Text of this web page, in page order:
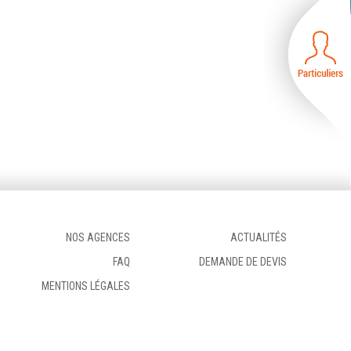
NOS AGENCES
ACTUALITÉS
FAQ
DEMANDE DE DEVIS
MENTIONS LÉGALES